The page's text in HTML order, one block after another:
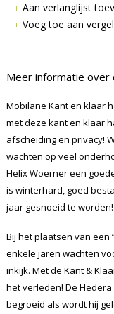
Aan verlanglijst
Voeg toe aan
Meer informatie over
Mobilane Kant en klaar
met deze kant en klaar
afscheiding en privacy!
wachten op veel
Helix Woerner een
is winterhard, goed
jaar gesnoeid te worden!
Bij het plaatsen van een
enkele jaren wachten
inkijk. Met de Kant &
het verleden! De
begroeid als wordt hij